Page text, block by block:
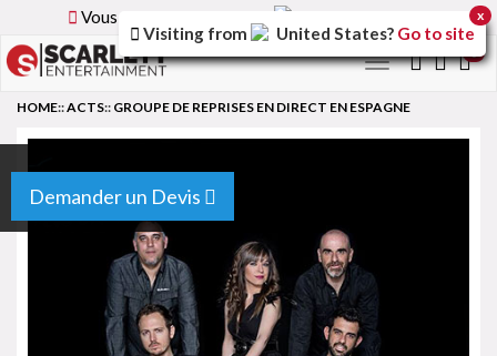
Vous parcourez la version
Toggle
Demander un Devis
HOME::ACTS:: GROUPE DE REPRISES EN DIRECT EN ESPAGNE
Visiting from United States? Go to site
x